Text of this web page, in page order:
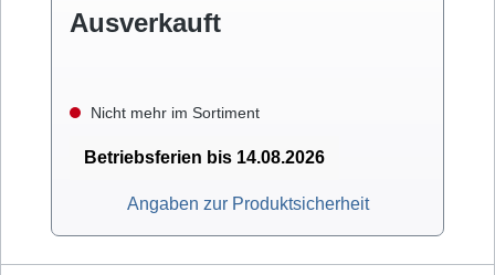
Ausverkauft
Nicht mehr im Sortiment
Betriebsferien bis 14.08.2026
Angaben zur Produktsicherheit